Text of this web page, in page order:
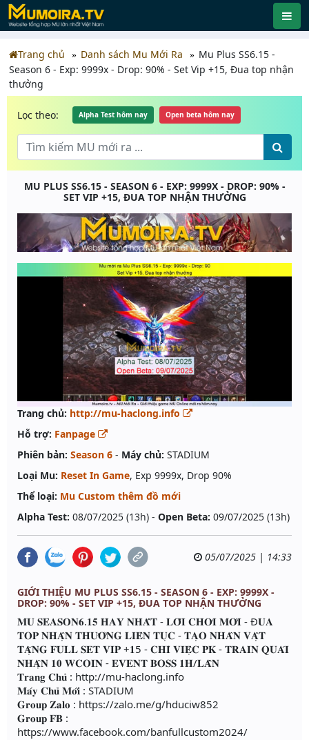
Trang chủ Danh sách Mu Mới Ra
Mu Plus SS6.15 -
Season 6 - Exp: 9999x - Drop: 90% - Set Vip +15, Đua top nhận
thưởng
Lọc theo: Alpha Test hôm nay Open beta hôm nay
MU PLUS SS6.15 - SEASON 6 - EXP: 9999X - DROP: 90% -
SET VIP +15, ĐUA TOP NHẬN THƯỞNG
Trang chủ: http://mu-haclong.info
Hỗ trợ: Fanpage
Phiên bản: Season 6 - Máy chủ: STADIUM
Loại Mu: Reset In Game, Exp 9999x, Drop 90%
Thể loại: Mu Custom thêm đồ mới
Alpha Test: 08/07/2025 (13h) - Open Beta: 09/07/2025 (13h)
05/07/2025 | 14:33
GIỚI THIỆU MU PLUS SS6.15 - SEASON 6 - EXP: 9999X -
DROP: 90% - SET VIP +15, ĐUA TOP NHẬN THƯỞNG
𝐌𝐔 𝐒𝐄𝐀𝐒𝐎𝐍𝟔.𝟏𝟓 𝐇𝐀𝐘 𝐍𝐇𝐀̂́𝐓 - 𝐋𝐎̂́𝐈 𝐂𝐇𝐎̛𝐈 𝐌𝐎̛́𝐈 - Đ𝐔𝐀
𝐓𝐎𝐏 𝐍𝐇𝐀̣̂𝐍 𝐓𝐇𝐔̛𝐎̛̉𝐍𝐆 𝐋𝐈𝐄̂𝐍 𝐓𝐔̣𝐂 - 𝐓𝐀̣𝐎 𝐍𝐇𝐀̂𝐍 𝐕𝐀̣̂𝐓
𝐓𝐀̣̆𝐍𝐆 𝐅𝐔𝐋𝐋 𝐒𝐄𝐓 𝐕𝐈𝐏 +𝟏5 - 𝐂𝐇𝐈̉ 𝐕𝐈𝐄̣̂𝐂 𝐏𝐊 - 𝐓𝐑𝐀𝐈𝐍 𝐐𝐔𝐀́𝐈
𝐍𝐇𝐀̣̂𝐍 𝟏𝟎 𝐖𝐂𝐎𝐈𝐍 - 𝐄𝐕𝐄𝐍𝐓 𝐁𝐎𝐒𝐒 𝟏𝐇/𝐋𝐀̂̀𝐍
𝐓𝐫𝐚𝐧𝐠 𝐂𝐡𝐮̉ : http://mu-haclong.info
𝐌𝐚́𝐲 𝐂𝐡𝐮̉ 𝐌𝐨̛́𝐢 : STADIUM
𝐆𝐫𝐨𝐮𝐩 𝐙𝐚𝐥𝐨 : https://zalo.me/g/hduciw852
𝐆𝐫𝐨𝐮𝐩 𝐅𝐁 :
https://www.facebook.com/banfullcustom2024/